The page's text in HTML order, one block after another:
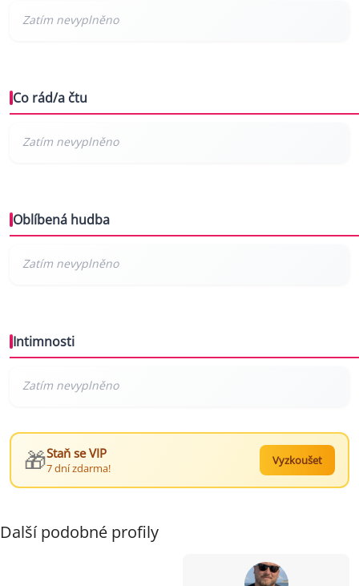
Co rád/a čtu
Oblíbená hudba
Intimnosti
🎁Staň se VIP
7 dní zdarma!
Vyzkoušet
Další podobné profily